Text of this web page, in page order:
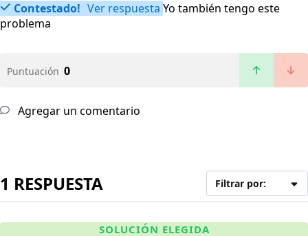
Contestado! Ver respuesta Yo también tengo este
problema
Puntuación 0
Agregar un comentario
1 RESPUESTA Filtrar por:
SOLUCIÓN ELEGIDA